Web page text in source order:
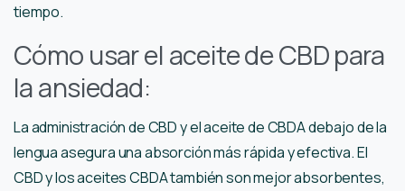
tiempo.
Cómo usar el aceite de CBD para
la ansiedad:
La administración de CBD y el aceite de CBDA debajo de la
lengua asegura una absorción más rápida y efectiva. El
CBD y los aceites CBDA también son mejor absorbentes,